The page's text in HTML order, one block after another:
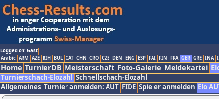
Logged on: Gast
Arabic ARM AZE BIH BUL CAT CHN CRO CZE DEN ENG ESP FAI FIN FRA GER GRE INA
Home TurnierDB Meisterschaft Foto-Galerie Meldekartei
Turnierschach-Elozahl Schnellschach-Elozahl
Allgemeines Turnier anmelden: AUT FIDE Spieler anmelden Elo